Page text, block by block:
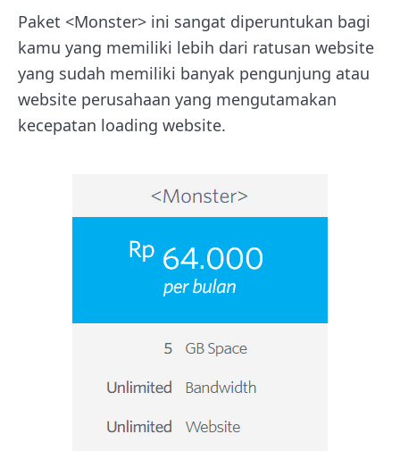
Paket <Monster> ini sangat diperuntukan bagi
kamu yang memiliki lebih dari ratusan website
yang sudah memiliki banyak pengunjung atau
website perusahaan yang mengutamakan
kecepatan loading website.